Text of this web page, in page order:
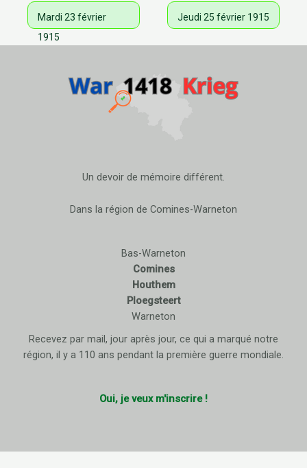
Mardi 23 février
1915
Jeudi 25 février 1915
Un devoir de mémoire différent.
Dans la région de Comines-Warneton
Bas-Warneton
Comines
Houthem
Ploegsteert
Warneton
Recevez par mail, jour après jour, ce qui a marqué notre
région, il y a 110 ans pendant la première guerre mondiale.
Oui, je veux m'inscrire !